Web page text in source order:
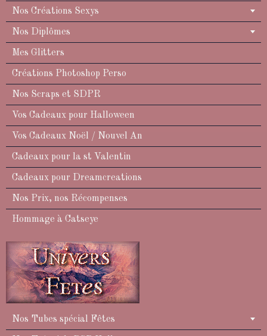
Nos Créations Sexys
Nos Diplômes
Mes Glitters
Créations Photoshop Perso
Nos Scraps et SDPR
Vos Cadeaux pour Halloween
Vos Cadeaux Noël / Nouvel An
Cadeaux pour la st Valentin
Cadeaux pour Dreamcreations
Nos Prix, nos Récompenses
Hommage à Catseye
Nos Tubes spécial Fêtes